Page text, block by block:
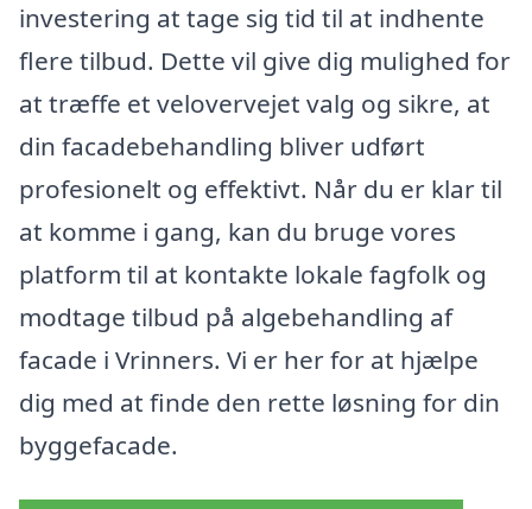
investering at tage sig tid til at indhente
flere tilbud. Dette vil give dig mulighed for
at træffe et velovervejet valg og sikre, at
din facadebehandling bliver udført
profesionelt og effektivt. Når du er klar til
at komme i gang, kan du bruge vores
platform til at kontakte lokale fagfolk og
modtage tilbud på algebehandling af
facade i Vrinners. Vi er her for at hjælpe
dig med at finde den rette løsning for din
byggefacade.